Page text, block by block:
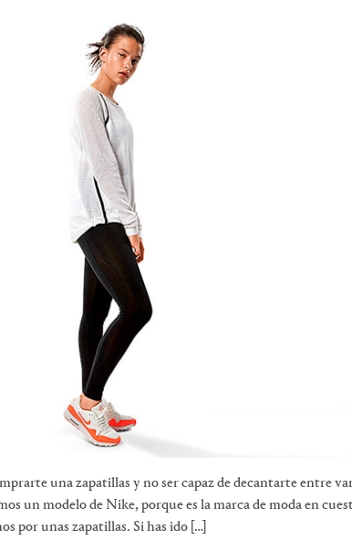
una zapatillas y no ser capaz de decantarte entre
un modelo de Nike, porque es la marca de moda en
por unas zapatillas. Si has ido […]